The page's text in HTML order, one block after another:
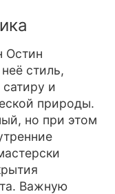
Остин
стиль,
и
природы.
но при этом
Важную